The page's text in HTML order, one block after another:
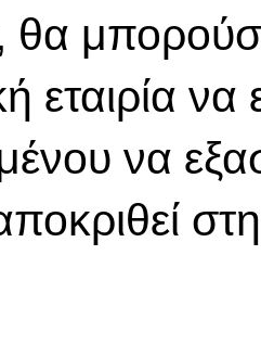
θα
εταιρία
να